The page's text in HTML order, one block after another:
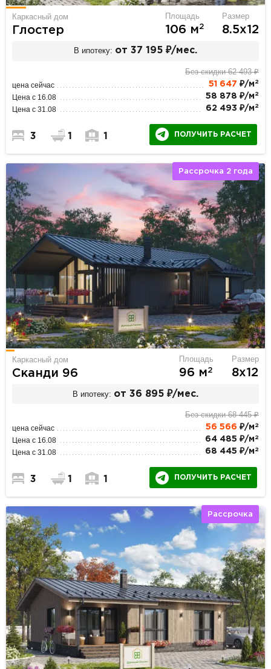
Каркасный дом
Глостер
Площадь
106 м2
Размер
8.5х12
В ипотеку: от 37 195 ₽/мес.
Без скидки 62 493 ₽
цена сейчас 51 647 ₽/м 2
Цена с 16.08 58 878 ₽/м 2
Цена с 31.08 62 493 ₽/м 2
3 1 1 ПОЛУЧИТЬ РАСЧЕТ
Рассрочка 2 года
Каркасный дом
Сканди 96
Площадь
96 м2
Размер
8х12
В ипотеку: от 36 895 ₽/мес.
Без скидки 68 445 ₽
цена сейчас 56 566 ₽/м 2
Цена с 16.08 64 485 ₽/м 2
Цена с 31.08 68 445 ₽/м 2
3 1 1 ПОЛУЧИТЬ РАСЧЕТ
Рассрочка